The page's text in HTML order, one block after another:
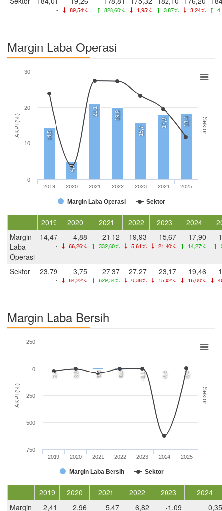
- 89,54% 828,60% 1,95% 3,87% 3,24%
Margin Laba Operasi
AKPI (%) Sektor
14,5
4,9
21,1
19,9
15,7
17,9 18,4
Margin Laba Operasi Sektor
2019 2020 2021 2022 2023 2024 2025
0
10
20
30
2019 2020 2021 2022 2023 2024
Margin
Laba
Operasi
14,47
-
4,88
66,26%
21,12
332,60%
19,93
5,61%
15,67
21,40%
17,90
14,27%
Sektor 23,79
-
3,75
84,22%
27,37
629,34%
27,27
0,38%
23,17
15,02%
19,46
16,00%
Margin Laba Bersih
AKPI (%) Sektor
2,4 3,0 5,5 6,8 -1,1 0,4 0,4
Margin Laba Bersih Sektor
2019 2020 2021 2022 2023 2024 2025
-750
-500
-250
0
250
2019 2020 2021 2022 2023
2024
Margin
2,41 2,96 5,47 6,82 -1,09 0,35